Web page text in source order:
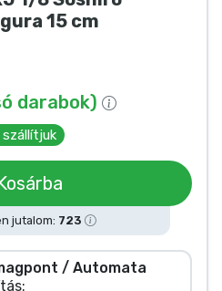
15 cm
darabok)
jutalom: 723
/ Automata